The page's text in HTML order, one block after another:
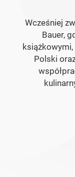
Wcześniej
Bauer,
Polski